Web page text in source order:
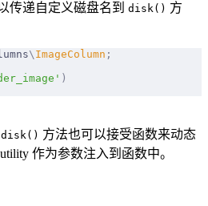
传递自定义磁盘名到 disk() 方
\ ImageColumn ;
)
disk() 方法也可以接受函数来动态
作为参数注入到函数中。